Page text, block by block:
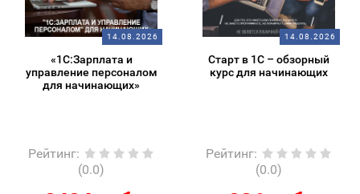
14.08.2026
«1С:Зарплата и
управление персоналом
для начинающих»
Рейтинг:
(0.0)
14.08.2026
Старт в 1С – обзорный
курс для начинающих
Рейтинг:
(0.0)